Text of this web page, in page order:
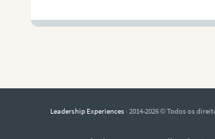
Leadership Experiences · 2014-2026 © Todos os